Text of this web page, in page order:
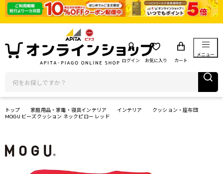
ログイン お気に入り カート
メニュー
トップ 家庭用品・家電・寝具インテリア インテリア
クッション・座布団
MOGU ビーズクッション ネックピロー レッド